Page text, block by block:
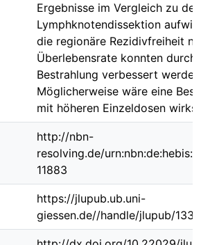
Ergebnisse im Vergleich zu
Lymphknotendissektion
die regionäre Rezidivfreiheit
Überlebensrate konnten durch
Bestrahlung verbessert
Möglicherweise wäre eine
mit höheren Einzeldosen
http://nbn-
resolving.de/
11883
https://jlupub.ub.uni-
giessen.de//handle/jlupub/